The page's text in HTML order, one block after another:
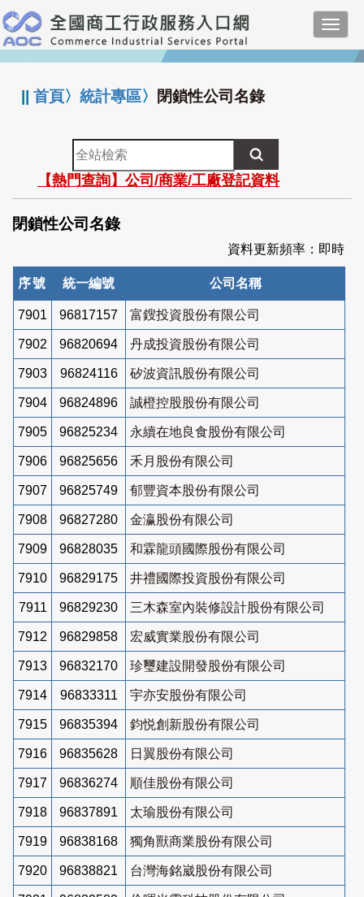
跳
到
主
要
:::
||首頁〉統計專區〉 閉鎖性公司名錄
全
站
檢
索
【熱門查詢】公司/商業/工廠登記資料
閉鎖性公司名錄
資料更新頻率：即時
序號 統一編號 公司名稱
7901 96817157 富鎪投資股份有限公司
7902 96820694 丹成投資股份有限公司
7903 96824116 矽波資訊股份有限公司
7904 96824896 誠橙控股股份有限公司
7905 96825234 永續在地良食股份有限公司
7906 96825656 禾月股份有限公司
7907 96825749 郁豐資本股份有限公司
7908 96827280 金瀛股份有限公司
7909 96828035 和霖龍頭國際股份有限公司
7910 96829175 井禮國際投資股份有限公司
7911 96829230 三木森室內裝修設計股份有限公司
7912 96829858 宏威實業股份有限公司
7913 96832170 珍璽建設開發股份有限公司
7914 96833311 宇亦安股份有限公司
7915 96835394 鈞悦創新股份有限公司
7916 96835628 日翼股份有限公司
7917 96836274 順佳股份有限公司
7918 96837891 太瑜股份有限公司
7919 96838168 獨角獸商業股份有限公司
7920 96838821 台灣海銘崴股份有限公司